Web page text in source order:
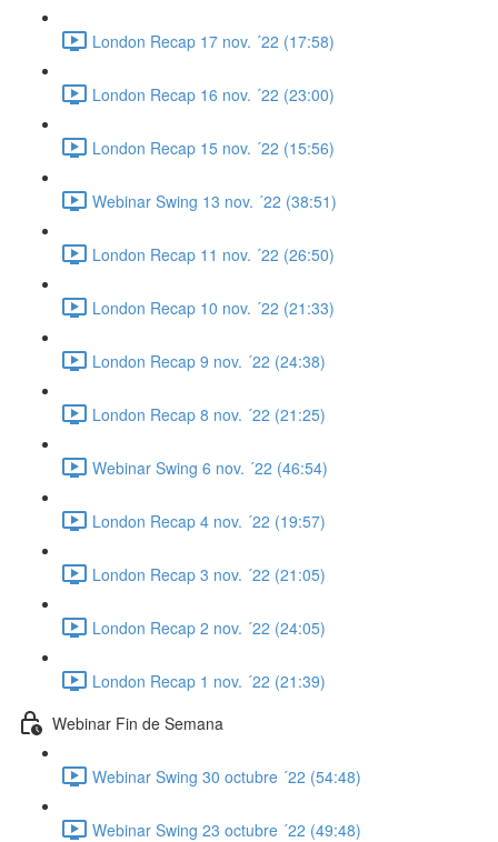
London Recap 17 nov. ´22 (17:58)
London Recap 16 nov. ´22 (23:00)
London Recap 15 nov. ´22 (15:56)
Webinar Swing 13 nov. ´22 (38:51)
London Recap 11 nov. ´22 (26:50)
London Recap 10 nov. ´22 (21:33)
London Recap 9 nov. ´22 (24:38)
London Recap 8 nov. ´22 (21:25)
Webinar Swing 6 nov. ´22 (46:54)
London Recap 4 nov. ´22 (19:57)
London Recap 3 nov. ´22 (21:05)
London Recap 2 nov. ´22 (24:05)
London Recap 1 nov. ´22 (21:39)
Webinar Fin de Semana
Webinar Swing 30 octubre ´22 (54:48)
Webinar Swing 23 octubre ´22 (49:48)